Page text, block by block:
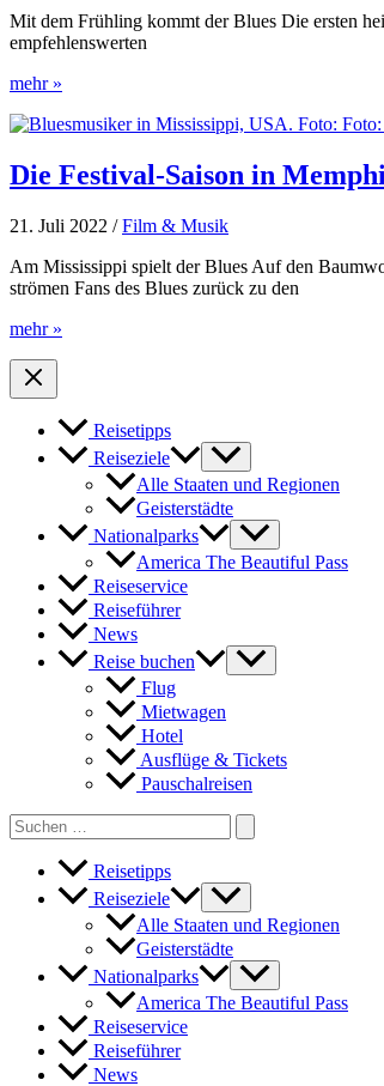
Mit dem Frühling kommt der Blues Die ersten
empfehlenswerten
Der
Staat
feiert
den
mit
Juke
Joint
Festival
mehr »
Die Festival-Saison in
21. Juli 2022 /Film & Musik
Am Mississippi spielt der Blues Auf den
strömen Fans des Blues zurück zu den
Die
Saison
in
Mississippi
mehr »
Reisetipps
Reiseziele
Alle Staaten und Regionen
Geisterstädte
Nationalparks
America The Beautiful Pass
Reiseservice
Reiseführer
News
Reise buchen
Flug
Mietwagen
Hotel
Ausflüge & Tickets
Pauschalreisen
Search
for:
Reisetipps
Reiseziele
Alle Staaten und Regionen
Geisterstädte
Nationalparks
America The Beautiful Pass
Reiseservice
Reiseführer
News